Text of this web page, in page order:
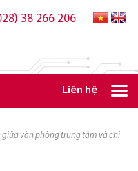
38 266 206
Liên hệ